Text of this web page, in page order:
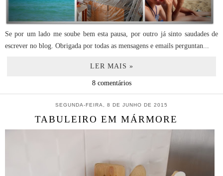
Se por um lado me soube bem esta pausa, por outro já sinto saudades de
escrever no blog. Obrigada por todas as mensagens e emails perguntan...
LER MAIS »
8 comentários
SEGUNDA-FEIRA, 8 DE JUNHO DE 2015
TABULEIRO EM MÁRMORE